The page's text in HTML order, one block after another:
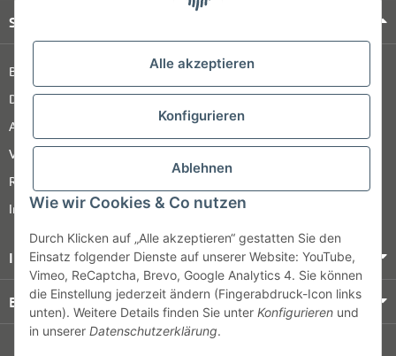
Alle akzeptieren
Konfigurieren
Ablehnen
Wie wir Cookies & Co nutzen
Durch Klicken auf „Alle akzeptieren“ gestatten Sie den
Einsatz folgender Dienste auf unserer Website: YouTube,
Vimeo, ReCaptcha, Brevo, Google Analytics 4. Sie können
die Einstellung jederzeit ändern (Fingerabdruck-Icon links
unten). Weitere Details finden Sie unter Konfigurieren und
in unserer Datenschutzerklärung.
Shop Service
Barrierefreiheitserklärung
Datenschutz
AGB
Versandinformationen
Retour
Impressum
Informationen
Bezahlung & Versand
© HOZ MEDI WERK